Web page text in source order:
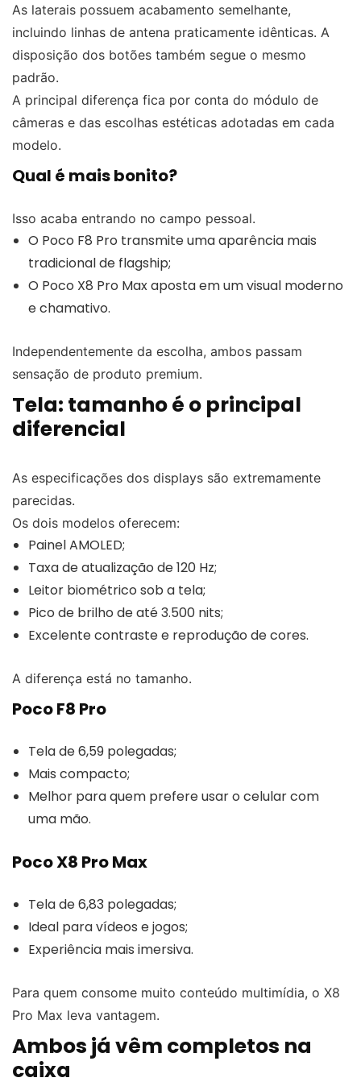
As laterais possuem acabamento semelhante,
incluindo linhas de antena praticamente idênticas. A
disposição dos botões também segue o mesmo
padrão.
A principal diferença fica por conta do módulo de
câmeras e das escolhas estéticas adotadas em cada
modelo.
Qual é mais bonito?
Isso acaba entrando no campo pessoal.
O Poco F8 Pro transmite uma aparência mais
tradicional de flagship;
O Poco X8 Pro Max aposta em um visual moderno
e chamativo.
Independentemente da escolha, ambos passam
sensação de produto premium.
Tela: tamanho é o principal
diferencial
As especificações dos displays são extremamente
parecidas.
Os dois modelos oferecem:
Painel AMOLED;
Taxa de atualização de 120 Hz;
Leitor biométrico sob a tela;
Pico de brilho de até 3.500 nits;
Excelente contraste e reprodução de cores.
A diferença está no tamanho.
Poco F8 Pro
Tela de 6,59 polegadas;
Mais compacto;
Melhor para quem prefere usar o celular com
uma mão.
Poco X8 Pro Max
Tela de 6,83 polegadas;
Ideal para vídeos e jogos;
Experiência mais imersiva.
Para quem consome muito conteúdo multimídia, o X8
Pro Max leva vantagem.
Ambos já vêm completos na
caixa